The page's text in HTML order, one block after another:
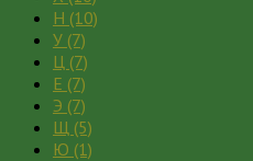
Н (10)
У (7)
Ц (7)
Е (7)
Э (7)
Щ (5)
Ю (1)